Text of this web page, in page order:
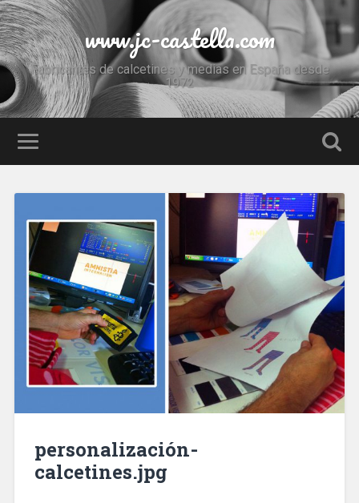
www.jc-castella.com
Fabricantes de calcetines y medias en España desde
1972
personalización-
calcetines.jpg